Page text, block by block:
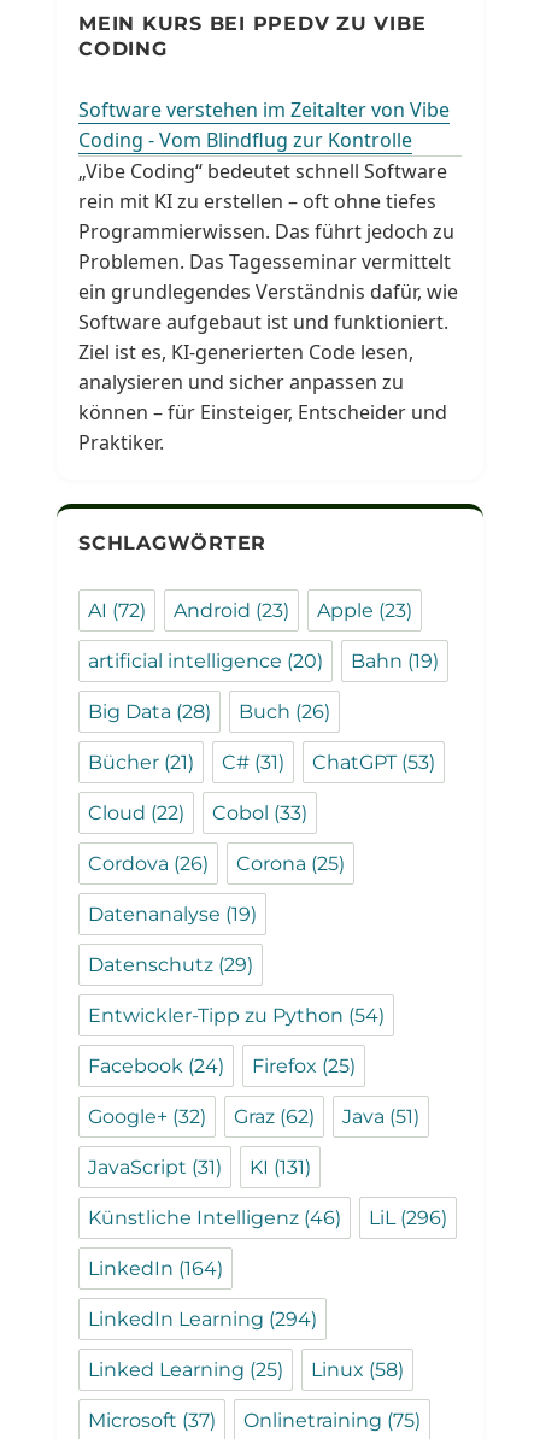
MEIN KURS BEI PPEDV ZU VIBE
CODING
Software verstehen im Zeitalter von Vibe
Coding - Vom Blindflug zur Kontrolle
„Vibe Coding“ bedeutet schnell Software
rein mit KI zu erstellen – oft ohne tiefes
Programmierwissen. Das führt jedoch zu
Problemen. Das Tagesseminar vermittelt
ein grundlegendes Verständnis dafür, wie
Software aufgebaut ist und funktioniert.
Ziel ist es, KI-generierten Code lesen,
analysieren und sicher anpassen zu
können – für Einsteiger, Entscheider und
Praktiker.
SCHLAGWÖRTER
AI (72) Android (23) Apple (23)
artificial intelligence (20) Bahn (19)
Big Data (28) Buch (26)
Bücher (21) C# (31) ChatGPT(53)
Cloud (22) Cobol (33)
Cordova (26) Corona (25)
Datenanalyse (19)
Datenschutz (29)
Entwickler-Tipp zu Python (54)
Facebook (24) Firefox (25)
Google+ (32) Graz (62) Java (51)
JavaScript (31) KI (131)
Künstliche Intelligenz (46) LiL (296)
LinkedIn (164)
LinkedIn Learning (294)
Linked Learning (25) Linux (58)
Microsoft (37) Onlinetraining (75)